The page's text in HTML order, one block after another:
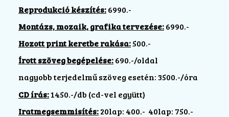
Reprodukció készítés:6990.-
Montázs, mozaik, grafika tervezése:6990.-
Hozott print keretbe rakása:500.-
Írott szöveg begépelése:690.-/oldal
nagyobb terjedelmű szöveg esetén: 3500.-/óra
CD írás:1450.-/db (cd-vel együtt)
Iratmegsemmisítés:20lap: 400.- 40lap: 750.-